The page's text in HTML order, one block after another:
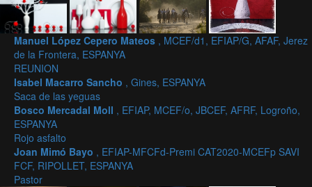
Manuel López Cepero Mateos , MCEF/d1, EFIAP/G, AFAF, Jerez
de la Frontera, ESPANYA
REUNION
Isabel Macarro Sancho , Gines, ESPANYA
Saca de las yeguas
Bosco Mercadal Moll , EFIAP, MCEF/o, JBCEF, AFRF, Logroño,
ESPANYA
Rojo asfalto
Joan Mimó Bayo , EFIAP-MFCFd-Premi CAT2020-MCEFp SAVI
FCF, RIPOLLET, ESPANYA
Pastor